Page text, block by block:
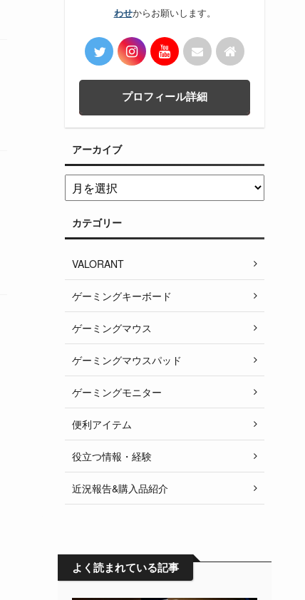
わせからお願いします。
プロフィール詳細
アーカイブ
カテゴリー
VALORANT
ゲーミングキーボード
ゲーミングマウス
ゲーミングマウスパッド
ゲーミングモニター
便利アイテム
役立つ情報・経験
近況報告&購入品紹介
よく読まれている記事